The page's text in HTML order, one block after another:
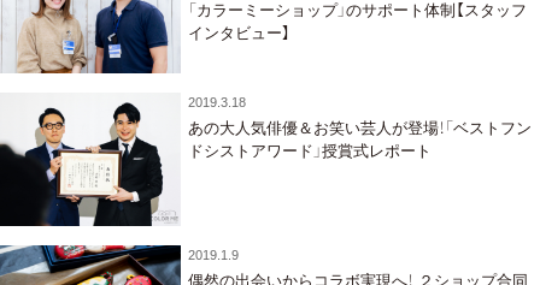
「カラーミーショップ」のサポート体制【スタッフ
インタビュー】
2019.3.18
あの大人気俳優＆お笑い芸人が登場！「ベストフン
ドシストアワード」授賞式レポート
2019.1.9
偶然の出会いからコラボ実現へ！ ２ショップ合同